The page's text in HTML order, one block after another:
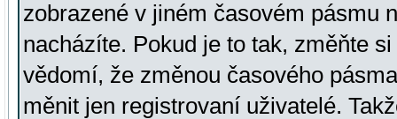
zobrazené v jiném časovém pásmu
nacházíte. Pokud je to tak, změňte
vědomí, že změnou časového
měnit jen registrovaní uživatelé.